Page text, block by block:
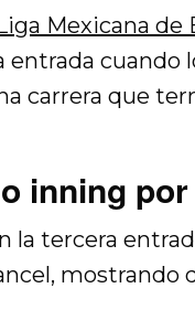
Mexicana de
entrada cuando
carrera que
inning
la tercera
mostrando